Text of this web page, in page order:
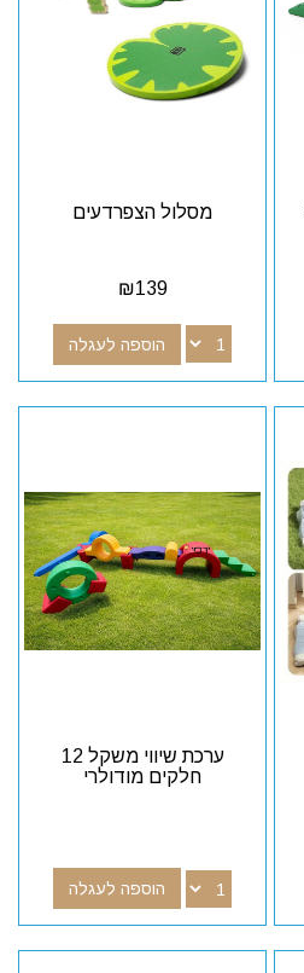
מסלול הצפרדעים
₪139
הוספה לעגלה
ערכת שיווי משקל 12
חלקים מודולרי
הוספה לעגלה